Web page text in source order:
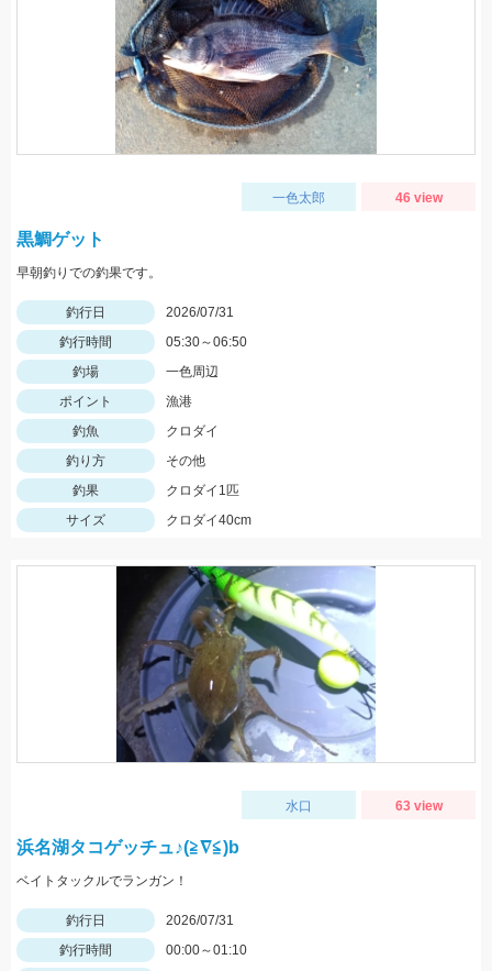
一色太郎 46 view
黒鯛ゲット
早朝釣りでの釣果です。
釣行日
2026/07/31
釣行時間
05:30～06:50
釣場
一色周辺
ポイント
漁港
釣魚
クロダイ
釣り方
その他
釣果
クロダイ1匹
サイズ
クロダイ40cm
水口 63 view
浜名湖タコゲッチュ♪(≧∇≦)b
ベイトタックルでランガン！
釣行日
2026/07/31
釣行時間
00:00～01:10